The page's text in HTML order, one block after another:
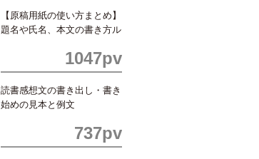
【原稿用紙の使い方まとめ】
題名や氏名、本文の書き方ル
1047pv
読書感想文の書き出し・書き
始めの見本と例文
737pv